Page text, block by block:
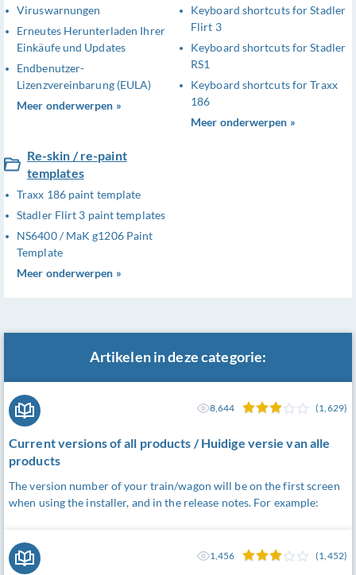
Viruswarnungen
Erneutes Herunterladen Ihrer
Einkäufe und Updates
Endbenutzer-
Lizenzvereinbarung (EULA)
Meer onderwerpen »
Keyboard shortcuts for Stadler
Flirt 3
Keyboard shortcuts for Stadler
RS1
Keyboard shortcuts for Traxx
186
Meer onderwerpen »
Re-skin / re-paint
templates
Traxx 186 paint template
Stadler Flirt 3 paint templates
NS6400 / MaK g1206 Paint
Template
Meer onderwerpen »
Artikelen in deze categorie:
Current versions of all products / Huidige versie van alle
products
The version number of your train/wagon will be on the first screen
when using the installer, and in the release notes. For example:
8,644 (1,629)
1,456 (1,452)